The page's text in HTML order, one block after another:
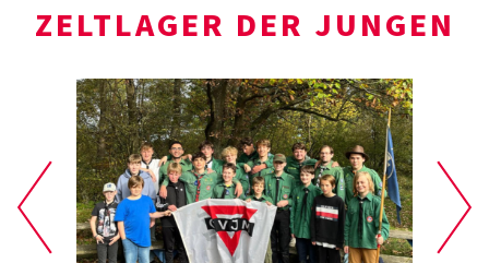
ZELTLAGER DER JUNGEN